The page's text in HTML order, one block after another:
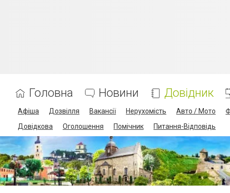
Головна Новини Довідник
Афіша Дозвілля Вакансії Нерухомість Авто / Мото
Довідкова
Оголошення Помічник Питання-Відповідь